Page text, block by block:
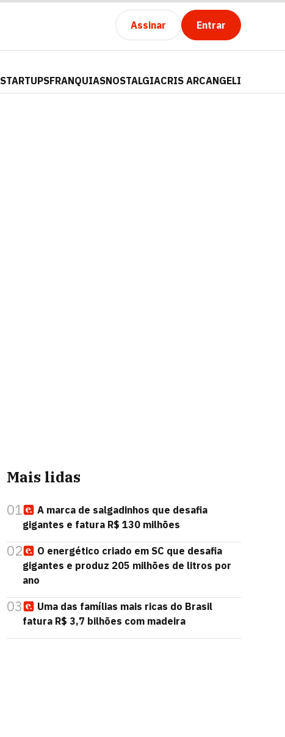
Assinar Entrar
STARTUPSFRANQUIASNOSTALGIACRIS ARCANGELI
Mais lidas
01
A marca de salgadinhos que desafia
gigantes e fatura R$ 130 milhões
02
O energético criado em SC que desafia
gigantes e produz 205 milhões de litros por
ano
03
Uma das famílias mais ricas do Brasil
fatura R$ 3,7 bilhões com madeira